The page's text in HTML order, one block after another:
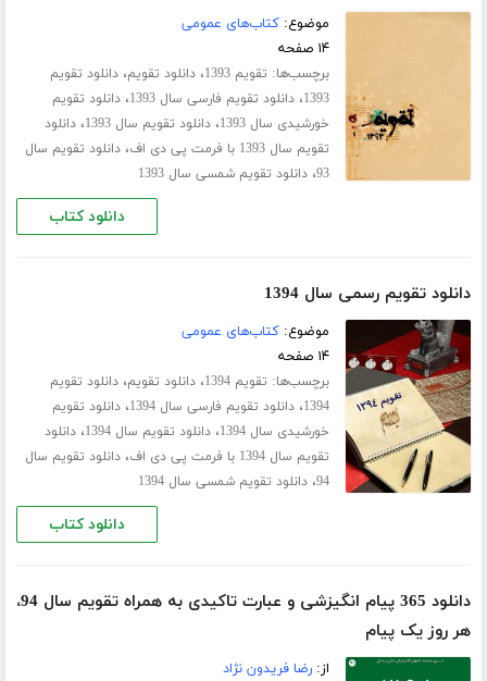
موضوع:کتاب‌های عمومی
۱۴ صفحه
برچسب‌ها: تقویم 1393 ،دانلود تقویم،دانلود تقویم
1393،دانلود تقویم فارسی سال 1393 ،دانلود تقویم
خورشیدی سال 1393
،دانلود تقویم سال 1393 ،دانلود
تقویم سال 1393 با فرمت پی دی اف
،دانلود تقویم سال
93،دانلود تقویم شمسی سال 1393
دانلود کتاب
دانلود تقویم رسمی سال 1394
موضوع:کتاب‌های عمومی
۱۴ صفحه
برچسب‌ها: تقویم 1394 ،دانلود تقویم،دانلود تقویم
1394،دانلود تقویم فارسی سال 1394 ،دانلود تقویم
خورشیدی سال 1394
،دانلود تقویم سال 1394 ،دانلود
تقویم سال 1394 با فرمت پی دی اف
،دانلود تقویم سال
94،دانلود تقویم شمسی سال 1394
دانلود کتاب
دانلود 365 پیام انگیزشی و عبارت تاکیدی به همراه تقویم سال 94،
هر روز یک پیام
از:رضا فریدون نژاد